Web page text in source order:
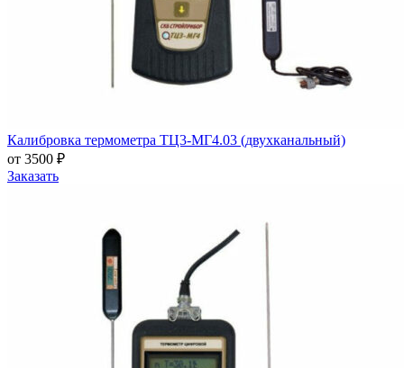
Калибровка термометра ТЦ3-МГ4.03 (двухканальный)
от 3500 ₽
Заказать